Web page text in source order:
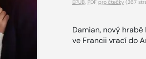
EPUB PDF pro čtečky(267
Damian, nový
ve Francii vrací do